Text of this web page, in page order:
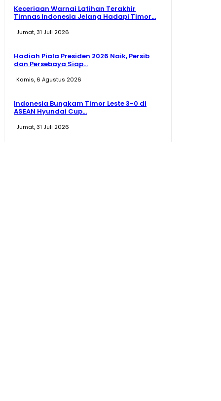
Keceriaan Warnai Latihan Terakhir
Timnas Indonesia Jelang Hadapi Timor...
Jumat, 31 Juli 2026
Hadiah Piala Presiden 2026 Naik, Persib
dan Persebaya Siap...
Kamis, 6 Agustus 2026
Indonesia Bungkam Timor Leste 3-0 di
ASEAN Hyundai Cup...
Jumat, 31 Juli 2026